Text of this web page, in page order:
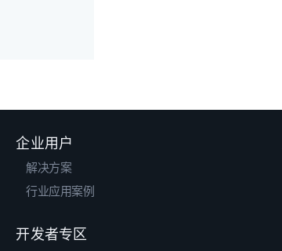
企业用户
解决方案
行业应用案例
开发者专区